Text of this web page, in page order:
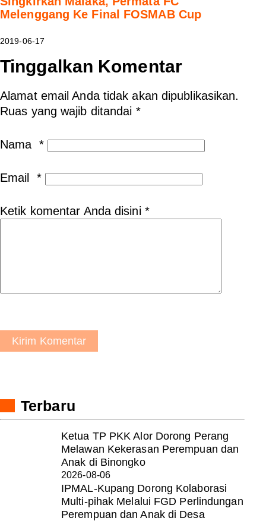
Melenggang Ke Final FOSMAB Cup
2019-06-17
Tinggalkan Komentar
Alamat email Anda tidak akan dipublikasikan.
Ruas yang wajib ditandai *
Nama *
Email *
Ketik komentar Anda disini*
Kirim Komentar
Terbaru
Ketua TP PKK Alor Dorong Perang
Melawan Kekerasan Perempuan dan
Anak di Binongko
2026-08-06
IPMAL-Kupang Dorong Kolaborasi
Multi-pihak Melalui FGD Perlindungan
Perempuan dan Anak di Desa